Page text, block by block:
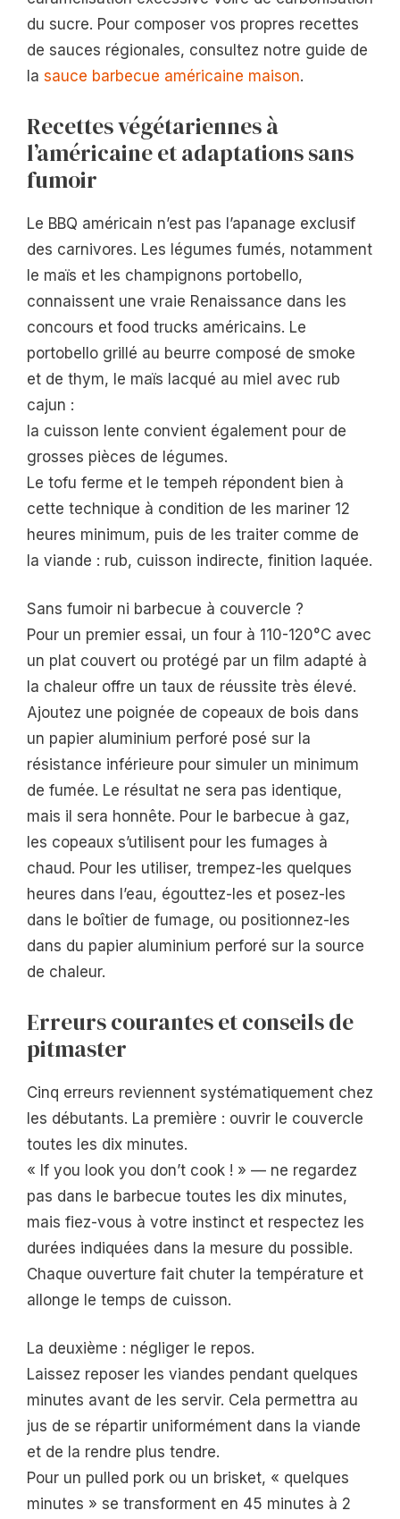
du sucre. Pour composer vos propres recettes
de sauces régionales, consultez notre guide de
la sauce barbecue américaine maison.
Recettes végétariennes à
l’américaine et adaptations sans
fumoir
Le BBQ américain n’est pas l’apanage exclusif
des carnivores. Les légumes fumés, notamment
le maïs et les champignons portobello,
connaissent une vraie Renaissance dans les
concours et food trucks américains. Le
portobello grillé au beurre composé de smoke
et de thym, le maïs lacqué au miel avec rub
cajun :
la cuisson lente convient également pour de
grosses pièces de légumes.
Le tofu ferme et le tempeh répondent bien à
cette technique à condition de les mariner 12
heures minimum, puis de les traiter comme de
la viande : rub, cuisson indirecte, finition laquée.
Sans fumoir ni barbecue à couvercle ?
Pour un premier essai, un four à 110-120°C avec
un plat couvert ou protégé par un film adapté à
la chaleur offre un taux de réussite très élevé.
Ajoutez une poignée de copeaux de bois dans
un papier aluminium perforé posé sur la
résistance inférieure pour simuler un minimum
de fumée. Le résultat ne sera pas identique,
mais il sera honnête. Pour le barbecue à gaz,
les copeaux s’utilisent pour les fumages à
chaud. Pour les utiliser, trempez-les quelques
heures dans l’eau, égouttez-les et posez-les
dans le boîtier de fumage, ou positionnez-les
dans du papier aluminium perforé sur la source
de chaleur.
Erreurs courantes et conseils de
pitmaster
Cinq erreurs reviennent systématiquement chez
les débutants. La première : ouvrir le couvercle
toutes les dix minutes.
« If you look you don’t cook ! » — ne regardez
pas dans le barbecue toutes les dix minutes,
mais fiez-vous à votre instinct et respectez les
durées indiquées dans la mesure du possible.
Chaque ouverture fait chuter la température et
allonge le temps de cuisson.
La deuxième : négliger le repos.
Laissez reposer les viandes pendant quelques
minutes avant de les servir. Cela permettra au
jus de se répartir uniformément dans la viande
et de la rendre plus tendre.
Pour un pulled pork ou un brisket, « quelques
minutes » se transforment en 45 minutes à 2